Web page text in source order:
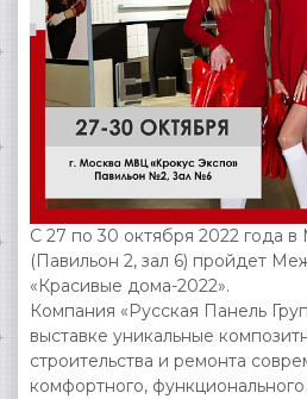
С 27 по 30 октября 2022 года
(Павильон 2, зал 6) пройдет
«Красивые дома-2022».
Компания «Русская Панель
выставке уникальные
строительства и ремонта
комфортного,